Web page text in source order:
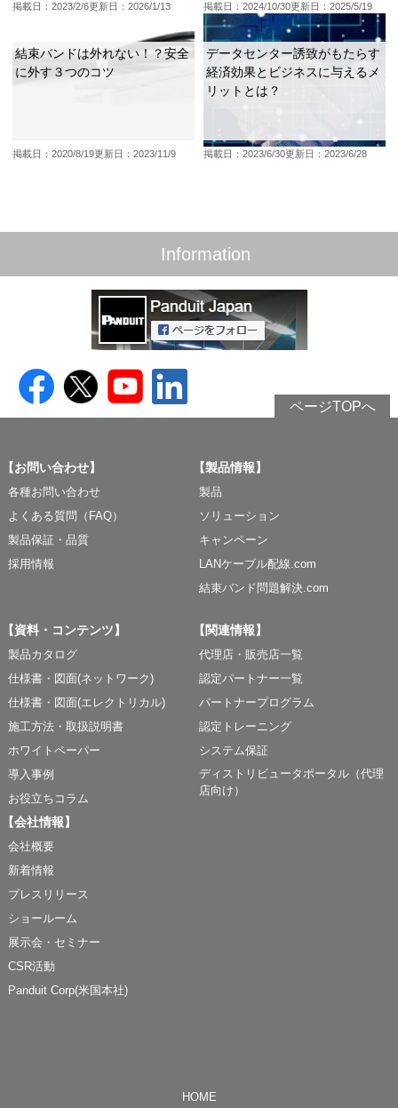
掲載日：2023/2/6更新日：2026/1/13 掲載日：2024/10/30更新日：2025/5/19
結束バンドは外れない！？安全
に外す３つのコツ
掲載日：2020/8/19更新日：2023/11/9
データセンター誘致がもたらす
経済効果とビジネスに与えるメ
リットとは？
掲載日：2023/6/30更新日：2023/6/28
Information
ページTOPへ
【お問い合わせ】
各種お問い合わせ
よくある質問（FAQ）
製品保証・品質
採用情報
【製品情報】
製品
ソリューション
キャンペーン
LANケーブル配線.com
結束バンド問題解決.com
【資料・コンテンツ】
製品カタログ
仕様書・図面(ネットワーク)
仕様書・図面(エレクトリカル)
施工方法・取扱説明書
ホワイトペーパー
導入事例
お役立ちコラム
【関連情報】
代理店・販売店一覧
認定パートナー一覧
パートナープログラム
認定トレーニング
システム保証
ディストリビュータポータル（代理
店向け）
【会社情報】
会社概要
新着情報
プレスリリース
ショールーム
展示会・セミナー
CSR活動
Panduit Corp(米国本社)
HOME